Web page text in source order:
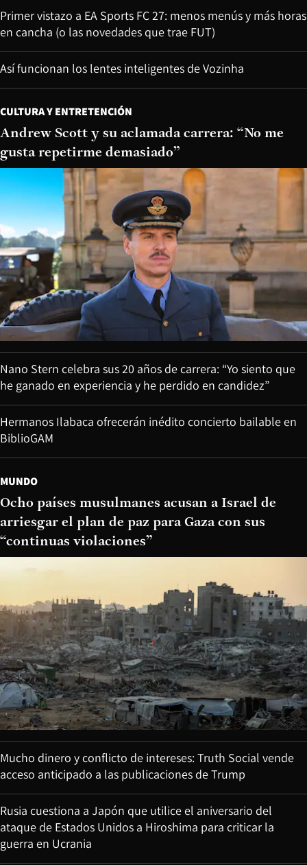
Primer vistazo a EA Sports FC 27: menos menús y más horas
en cancha (o las novedades que trae FUT)
Así funcionan los lentes inteligentes de Vozinha
CULTURA Y ENTRETENCIÓN
Andrew Scott y su aclamada carrera: “No me
gusta repetirme demasiado”
Nano Stern celebra sus 20 años de carrera: “Yo siento que
he ganado en experiencia y he perdido en candidez”
Hermanos Ilabaca ofrecerán inédito concierto bailable en
BiblioGAM
MUNDO
Ocho países musulmanes acusan a Israel de
arriesgar el plan de paz para Gaza con sus
“continuas violaciones”
Mucho dinero y conflicto de intereses: Truth Social vende
acceso anticipado a las publicaciones de Trump
Rusia cuestiona a Japón que utilice el aniversario del
ataque de Estados Unidos a Hiroshima para criticar la
guerra en Ucrania